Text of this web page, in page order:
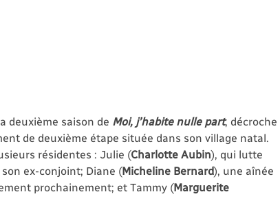
deuxième saison de Moi, j’habite nulle part, décroche
de deuxième étape située dans son village natal.
résidentes : Julie (Charlotte Aubin), qui lutte
ex-conjoint; Diane (Micheline Bernard), une aînée
prochainement; et Tammy (Marguerite